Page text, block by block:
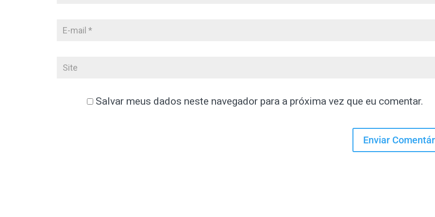
Salvar meus dados neste navegador para a próxima vez que eu comentar.